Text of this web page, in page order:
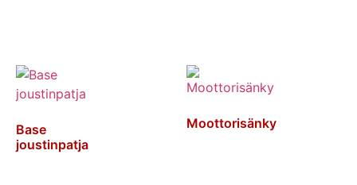
Base
joustinpatja
Moottorisänky